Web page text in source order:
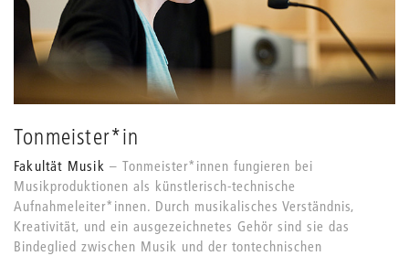
Tonmeister*in
Fakultät Musik
Tonmeister*innen fungieren bei
Musikproduktionen als künstlerisch-technische
Aufnahmeleiter*innen. Durch musikalisches Verständnis,
Kreativität, und ein ausgezeichnetes Gehör sind sie das
Bindeglied zwischen Musik und der tontechnischen